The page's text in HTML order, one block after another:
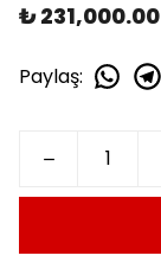
₺ 231,000.00
Paylaş: